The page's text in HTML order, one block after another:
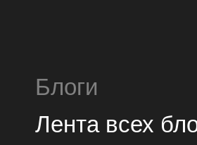
Блоги
Лента всех